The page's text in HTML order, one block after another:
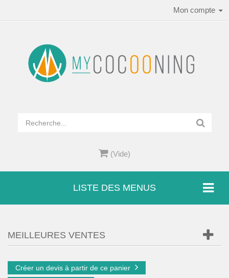
Mon compte
(Vide)
LISTE DES MENUS
MEILLEURES VENTES
Créer un devis à partir de ce panier